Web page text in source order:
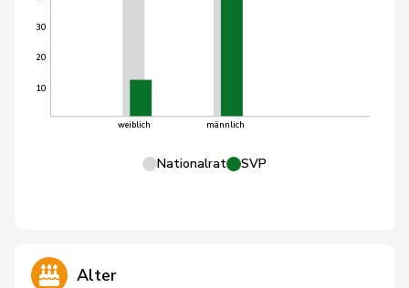
10
20
30
weiblich männlich
Nationalrat SVP
Alter